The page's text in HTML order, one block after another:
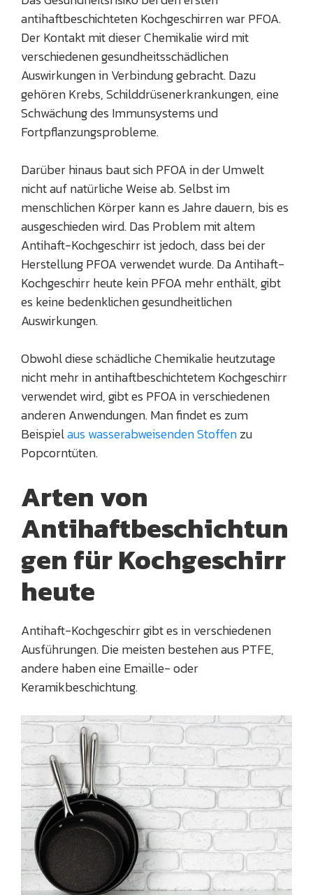
antihaftbeschichteten Kochgeschirren war PFOA.
Der Kontakt mit dieser Chemikalie wird mit
verschiedenen gesundheitsschädlichen
Auswirkungen in Verbindung gebracht. Dazu
gehören Krebs, Schilddrüsenerkrankungen, eine
Schwächung des Immunsystems und
Fortpflanzungsprobleme.
Darüber hinaus baut sich PFOA in der Umwelt
nicht auf natürliche Weise ab. Selbst im
menschlichen Körper kann es Jahre dauern, bis es
ausgeschieden wird. Das Problem mit altem
Antihaft-Kochgeschirr ist jedoch, dass bei der
Herstellung PFOA verwendet wurde. Da Antihaft-
Kochgeschirr heute kein PFOA mehr enthält, gibt
es keine bedenklichen gesundheitlichen
Auswirkungen.
Obwohl diese schädliche Chemikalie heutzutage
nicht mehr in antihaftbeschichtetem Kochgeschirr
verwendet wird, gibt es PFOA in verschiedenen
anderen Anwendungen. Man findet es zum
Beispielaus wasserabweisenden Stoffenzu
Popcorntüten.
Arten von
Antihaftbeschichtun
gen für Kochgeschirr
heute
Antihaft-Kochgeschirr gibt es in verschiedenen
Ausführungen. Die meisten bestehen aus PTFE,
andere haben eine Emaille- oder
Keramikbeschichtung.